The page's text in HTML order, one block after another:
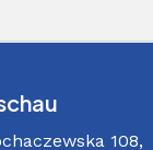
108,